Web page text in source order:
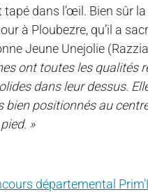
dans l’œil. Bien sûr
à Ploubezre, qu’il a
Jeune Unejolie
ont toutes les qualités
dans leur dessus.
positionnés au
»
départemental